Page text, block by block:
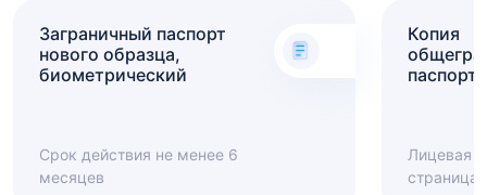
стандартных двухместных вариантах.
Заграничный паспорт
нового образца,
биометрический
Срок действия не менее 6
месяцев
Копия
паспорта
Лицевая
страница